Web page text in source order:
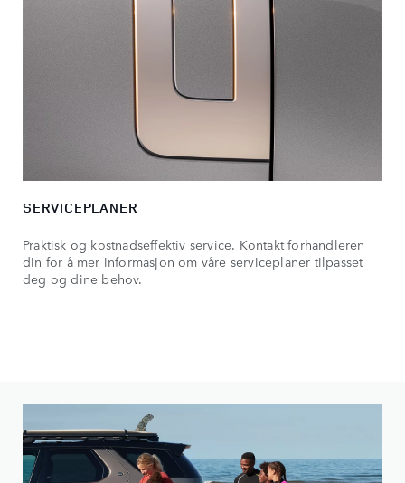
SERVICEPLANER
Praktisk og kostnadseffektiv service. Kontakt forhandleren
din for å mer informasjon om våre serviceplaner tilpasset
deg og dine behov.